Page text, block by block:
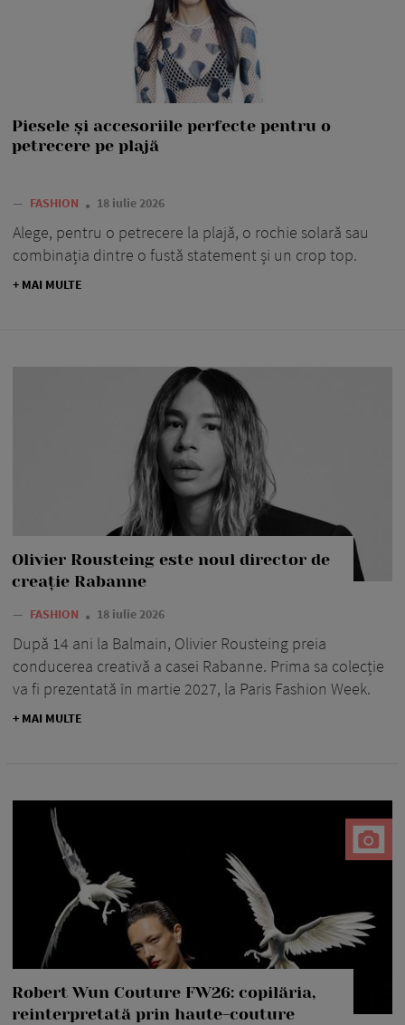
Piesele și accesoriile perfecte pentru o
petrecere pe plajă
— FASHION 18 iulie 2026
Alege, pentru o petrecere la plajă, o rochie solară sau
combinația dintre o fustă statement și un crop top.
+ MAI MULTE
Olivier Rousteing este noul director de
creație Rabanne
— FASHION 18 iulie 2026
După 14 ani la Balmain, Olivier Rousteing preia
conducerea creativă a casei Rabanne. Prima sa colecție
va fi prezentată în martie 2027, la Paris Fashion Week.
+ MAI MULTE
Robert Wun Couture FW26: copilăria,
reinterpretată prin haute-couture